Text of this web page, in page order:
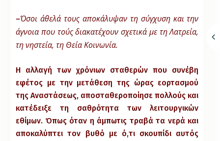
–Όσοι άθελά τους αποκάλυψαν τη σύγχυση και την
άγνοια που τούς διακατέχουν σχετικά με τη Λατρεία,
τη νηστεία, τη Θεία Κοινωνία.
Η αλλαγή των χρόνιων σταθερών που συνέβη
εφέτος με την μετάθεση της ώρας εορτασμού
της Αναστάσεως, αποσταθεροποίησε πολλούς και
κατέδειξε τη σαθρότητα των λειτουργικών
εθίμων. Όπως όταν η άμπωτις τραβά τα νερά και
αποκαλύπτει τον βυθό με ό,τι σκουπίδι αυτός